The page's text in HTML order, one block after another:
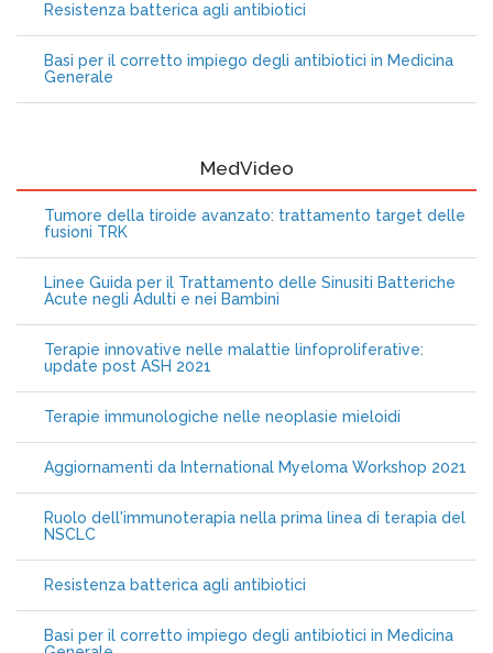
Resistenza batterica agli antibiotici
Basi per il corretto impiego degli antibiotici in Medicina
Generale
MedVideo
Tumore della tiroide avanzato: trattamento target delle
fusioni TRK
Linee Guida per il Trattamento delle Sinusiti Batteriche
Acute negli Adulti e nei Bambini
Terapie innovative nelle malattie linfoproliferative:
update post ASH 2021
Terapie immunologiche nelle neoplasie mieloidi
Aggiornamenti da International Myeloma Workshop 2021
Ruolo dell'immunoterapia nella prima linea di terapia del
NSCLC
Resistenza batterica agli antibiotici
Basi per il corretto impiego degli antibiotici in Medicina